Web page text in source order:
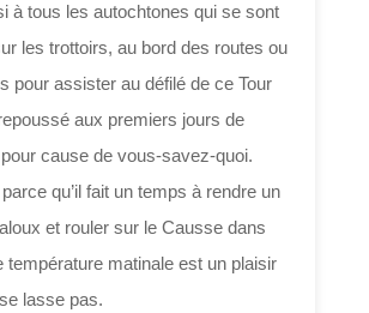
à tous les autochtones qui se sont
les trottoirs, au bord des routes ou
pour assister au défilé de ce Tour
aux premiers jours de
cause de vous-savez-quoi.
qu’il fait un temps à rendre un
et rouler sur le Causse dans
température matinale est un plaisir
lasse pas.